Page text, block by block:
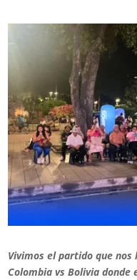
Vivimos el partido que nos
Colombia vs Bolivia